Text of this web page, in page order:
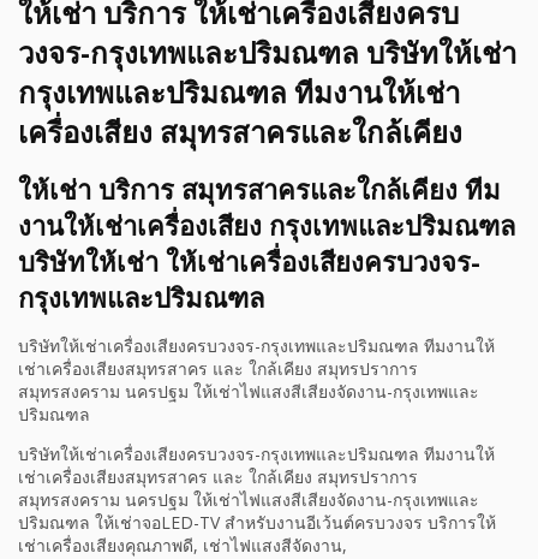
ให้เช่า บริการ ให้เช่าเครื่องเสียงครบ
วงจร-กรุงเทพและปริมณฑล บริษัทให้เช่า
กรุงเทพและปริมณฑล ทีมงานให้เช่า
เครื่องเสียง สมุทรสาครและใกล้เคียง
ให้เช่า บริการ สมุทรสาครและใกล้เคียง ทีม
งานให้เช่าเครื่องเสียง กรุงเทพและปริมณฑล
บริษัทให้เช่า ให้เช่าเครื่องเสียงครบวงจร-
กรุงเทพและปริมณฑล
บริษัทให้เช่าเครื่องเสียงครบวงจร-กรุงเทพและปริมณฑล ทีมงานให้
เช่าเครื่องเสียงสมุทรสาคร และ ใกล้เคียง สมุทรปราการ
สมุทรสงคราม นครปฐม ให้เช่าไฟแสงสีเสียงจัดงาน-กรุงเทพและ
ปริมณฑล
บริษัทให้เช่าเครื่องเสียงครบวงจร-กรุงเทพและปริมณฑล ทีมงานให้
เช่าเครื่องเสียงสมุทรสาคร และ ใกล้เคียง สมุทรปราการ
สมุทรสงคราม นครปฐม ให้เช่าไฟแสงสีเสียงจัดงาน-กรุงเทพและ
ปริมณฑล ให้เช่าจอLED-TV สำหรับงานอีเว้นต์ครบวงจร บริการให้
เช่าเครื่องเสียงคุณภาพดี, เช่าไฟแสงสีจัดงาน,